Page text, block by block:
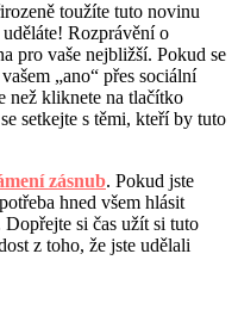
toužíte tuto novinu
Rozprávění o
pro vaše nejbližší. Pokud se
„ano“ přes sociální
než kliknete na tlačítko
setkejte s těmi, kteří by tuto
zásnub. Pokud jste
hned všem hlásit
si čas užít si tuto
z toho, že jste udělali